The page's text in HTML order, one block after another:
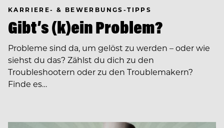
KARRIERE- & BEWERBUNGS-TIPPS
Gibt’s (k)ein Problem?
Probleme sind da, um gelöst zu werden – oder wie
siehst du das? Zählst du dich zu den
Troubleshootern oder zu den Troublemakern?
Finde es…